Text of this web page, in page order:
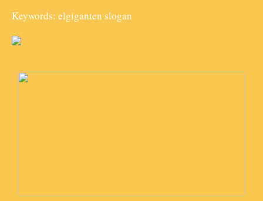
Keywords: elgiganten slogan